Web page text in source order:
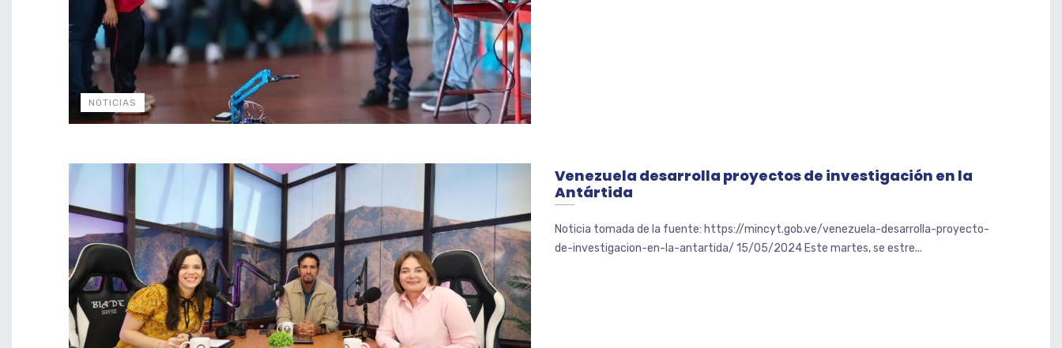
NOTICIAS
Venezuela desarrolla proyectos de investigación en la
Antártida
Noticia tomada de la fuente: https://mincyt.gob.ve/venezuela-desarrolla-proyecto-
de-investigacion-en-la-antartida/ 15/05/2024 Este martes, se estre...